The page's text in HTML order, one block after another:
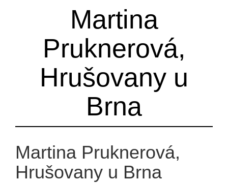
Martina
Pruknerová,
Hrušovany u
Brna
Martina Pruknerová,
Hrušovany u Brna